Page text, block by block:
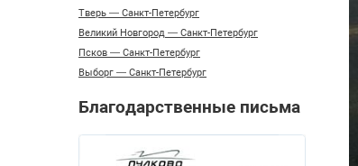
Тверь — Санкт-Петербург
Великий Новгород — Санкт-Петербург
Псков — Санкт-Петербург
Выборг — Санкт-Петербург
Благодарственные письма